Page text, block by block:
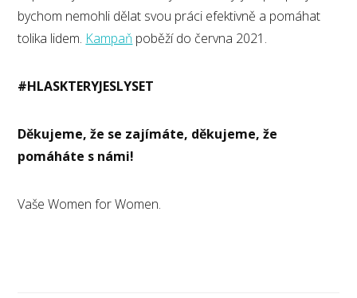
bychom nemohli dělat svou práci efektivně a pomáhat
tolika lidem. Kampaň poběží do června 2021.
#HLASKTERYJESLYSET
Děkujeme, že se zajímáte, děkujeme, že
pomáháte s námi!
Vaše Women for Women.